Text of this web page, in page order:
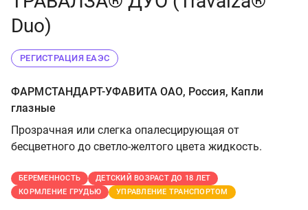
Duo)
РЕГИСТРАЦИЯ ЕАЭС
ФАРМСТАНДАРТ-УФАВИТА ОАО, Россия, Капли
глазные
Прозрачная или слегка опалесцирующая от
бесцветного до светло-желтого цвета жидкость.
БЕРЕМЕННОСТЬ
ДЕТСКИЙ ВОЗРАСТ ДО 18 ЛЕТ
КОРМЛЕНИЕ ГРУДЬЮ
УПРАВЛЕНИЕ ТРАНСПОРТОМ